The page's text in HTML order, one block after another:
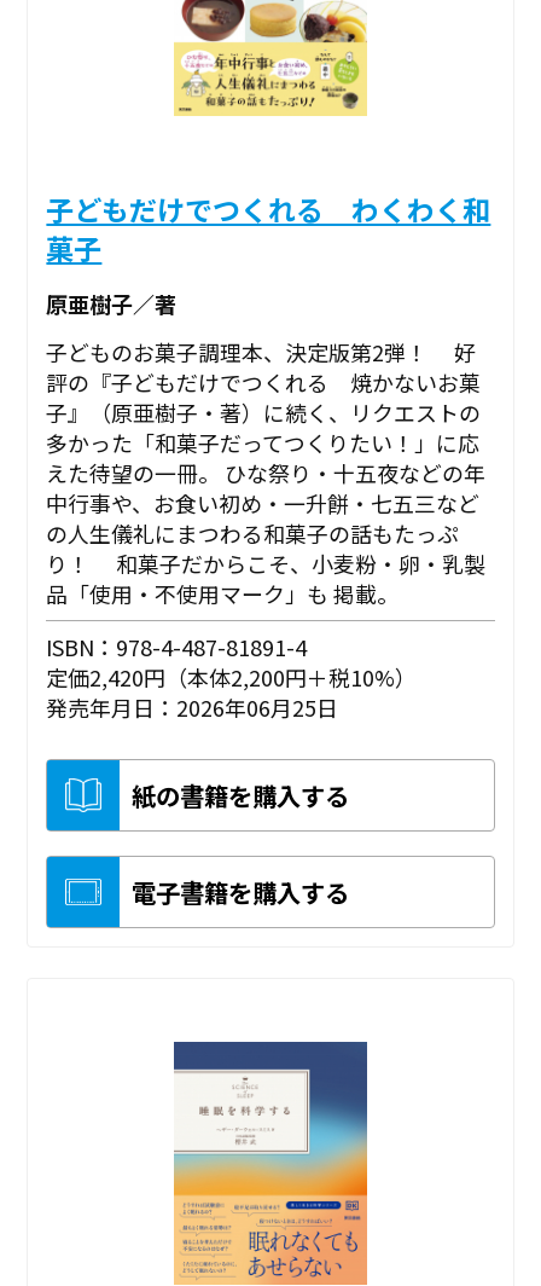
子どもだけでつくれる わくわく和
菓子
原亜樹子／著
子どものお菓子調理本、決定版第2弾！ 好
評の『子どもだけでつくれる 焼かないお菓
子』（原亜樹子・著）に続く、リクエストの
多かった「和菓子だってつくりたい！」に応
えた待望の一冊。 ひな祭り・十五夜などの年
中行事や、お食い初め・一升餅・七五三など
の人生儀礼にまつわる和菓子の話もたっぷ
り！ 和菓子だからこそ、小麦粉・卵・乳製
品「使用・不使用マーク」も 掲載。
ISBN：978-4-487-81891-4
定価2,420円（本体2,200円＋税10%）
発売年月日：2026年06月25日
紙の書籍を購入する
電子書籍を購入する